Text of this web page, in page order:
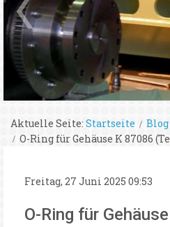
Aktuelle Seite: Startseite
Blog
O-Ring für Gehäuse K 87086
Freitag, 27 Juni 2025 09:53
O-Ring für